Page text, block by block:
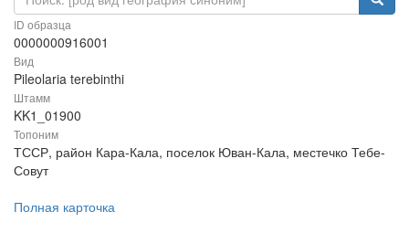
ID образца
0000000916001
Вид
Pileolaria terebinthi
Штамм
KK1_01900
Топоним
ТССР, район Кара-Кала, поселок Юван-Кала, местечко Тебе-
Совут
Полная карточка